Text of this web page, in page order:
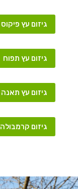
גיזום עץ פיקוס
גיזום עץ תפוח
גיזום עץ תאנה
גיזום קרמבולה